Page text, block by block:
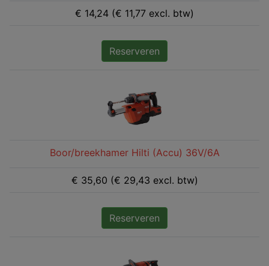
€ 14,24 (€ 11,77 excl. btw)
Reserveren
Boor/breekhamer Hilti (Accu) 36V/6A
€ 35,60 (€ 29,43 excl. btw)
Reserveren